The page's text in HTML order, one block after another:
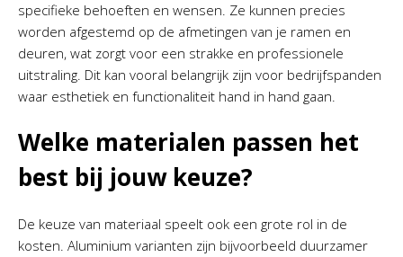
specifieke behoeften en wensen. Ze kunnen precies
worden afgestemd op de afmetingen van je ramen en
deuren, wat zorgt voor een strakke en professionele
uitstraling. Dit kan vooral belangrijk zijn voor bedrijfspanden
waar esthetiek en functionaliteit hand in hand gaan.
Welke materialen passen het
best bij jouw keuze?
De keuze van materiaal speelt ook een grote rol in de
kosten. Aluminium varianten zijn bijvoorbeeld duurzamer